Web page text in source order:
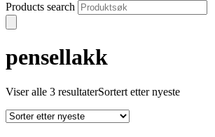
Products search
pensellakk
Viser alle 3 resultaterSortert etter nyeste